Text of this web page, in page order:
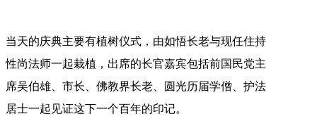
当天的庆典主要有植树仪式，由如悟长老与现任住持
性尚法师一起栽植，出席的长官嘉宾包括前国民党主
席吴伯雄、市长、佛教界长老、圆光历届学僧、护法
居士一起见证这下一个百年的印记。